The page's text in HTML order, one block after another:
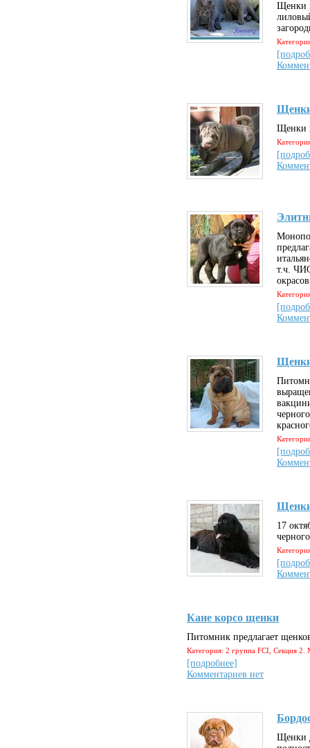
Щенки
Щенки
т.ч.
17
Кане корсо щенки
Питомник предлагает
Категория: 2 группа FCI, Секция
[подробнее]
Комментариев нет
Щенки